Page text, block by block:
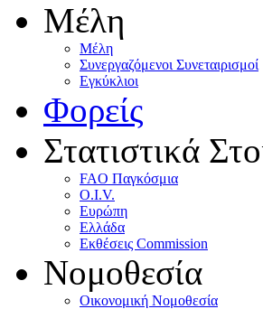
Μέλη
Mέλη
Συνεργαζόμενοι Συνεταιρισμοί
Εγκύκλιοι
Φορείς
Στατιστικά
FAO Παγκόσμια
O.I.V.
Ευρώπη
Ελλάδα
Eκθέσεις Commission
Νομοθεσία
Οικονομική Νομοθεσία